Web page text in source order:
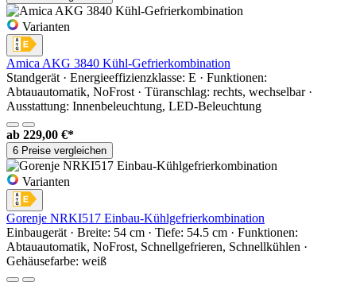
Varianten
Amica AKG 3840 Kühl-Gefrierkombination
Standgerät · Energieeffizienzklasse: E · Funktionen:
Abtauautomatik, NoFrost · Türanschlag: rechts, wechselbar ·
Ausstattung: Innenbeleuchtung, LED-Beleuchtung
ab 229,00 €*
6 Preise vergleichen
Varianten
Gorenje NRKI517 Einbau-Kühlgefrierkombination
Einbaugerät · Breite: 54 cm · Tiefe: 54.5 cm · Funktionen:
Abtauautomatik, NoFrost, Schnellgefrieren, Schnellkühlen ·
Gehäusefarbe: weiß